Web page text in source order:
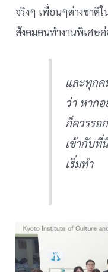
จริงๆ เพื่อนๆต่างชาติ
สังคมคนทำงานพิเศษ
และทุกค
ว่า หาก
ก็ควรรอ
เข้ากับที่
เริ่มทำ